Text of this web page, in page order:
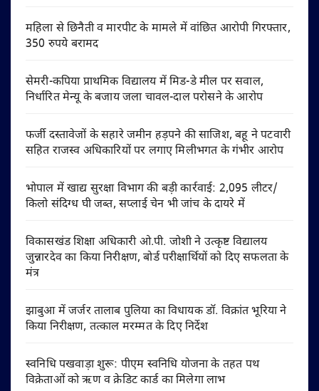
महिला से छिनैती व मारपीट के मामले में वांछित आरोपी गिरफ्तार,
350 रुपये बरामद
सेमरी-कपिया प्राथमिक विद्यालय में मिड-डे मील पर सवाल,
निर्धारित मेन्यू के बजाय जला चावल-दाल परोसने के आरोप
फर्जी दस्तावेजों के सहारे जमीन हड़पने की साजिश, बहू ने पटवारी
सहित राजस्व अधिकारियों पर लगाए मिलीभगत के गंभीर आरोप
भोपाल में खाद्य सुरक्षा विभाग की बड़ी कार्रवाई: 2,095 लीटर/
किलो संदिग्ध घी जब्त, सप्लाई चेन भी जांच के दायरे में
विकासखंड शिक्षा अधिकारी ओ.पी. जोशी ने उत्कृष्ट विद्यालय
जुन्नारदेव का किया निरीक्षण, बोर्ड परीक्षार्थियों को दिए सफलता के
मंत्र
झाबुआ में जर्जर तालाब पुलिया का विधायक डॉ. विक्रांत भूरिया ने
किया निरीक्षण, तत्काल मरम्मत के दिए निर्देश
स्वनिधि पखवाड़ा शुरू: पीएम स्वनिधि योजना के तहत पथ
विक्रेताओं को ऋण व क्रेडिट कार्ड का मिलेगा लाभ